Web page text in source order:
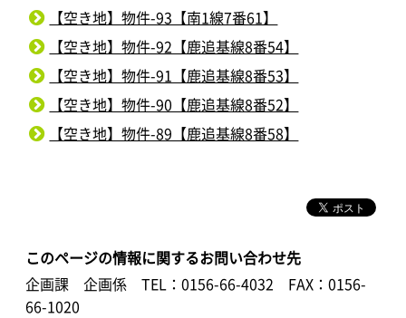
【空き地】物件-93【南1線7番61】
【空き地】物件-92【鹿追基線8番54】
【空き地】物件-91【鹿追基線8番53】
【空き地】物件-90【鹿追基線8番52】
【空き地】物件-89【鹿追基線8番58】
このページの情報に関するお問い合わせ先
企画課 企画係
TEL：0156-66-4032
FAX：0156-
66-1020